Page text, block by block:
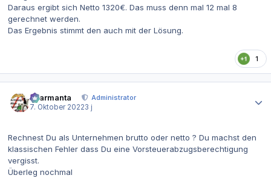
Daraus ergibt sich Netto 1320€. Das muss denn mal 12 mal 8
gerechnet werden.
Das Ergebnis stimmt den auch mit der Lösung.
1
charmanta
Administrator
7. Oktober 20223 j
Rechnest Du als Unternehmen brutto oder netto ? Du machst den
klassischen Fehler dass Du eine Vorsteuerabzugsberechtigung
vergisst.
Überleg nochmal